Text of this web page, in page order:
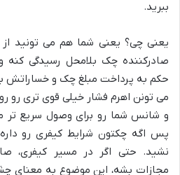
ببرید.
یعنی چی؟ یعنی شما هم می تونید از
صادرکننده چک بلامحل رسیدگی کنه
حکم به پرداخت مبلغ چک و خساراتش
می تونن اهرم فشار خیلی قوی تری رو
و شانس شما رو برای وصول سریع تر
پس اگه چکتون شرایط کیفری رو
نشید. حتی اگر در مسیر کیفری،
مجازات بشه، این موضوع به معنای